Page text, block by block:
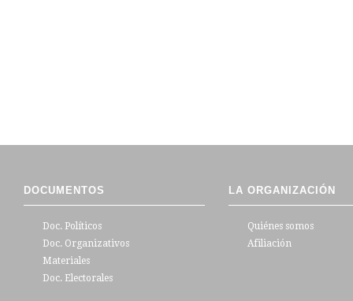
DOCUMENTOS
Doc. Políticos
Doc. Organizativos
Materiales
Doc. Electorales
LA ORGANIZACIÓN
Quiénes somos
Afiliación